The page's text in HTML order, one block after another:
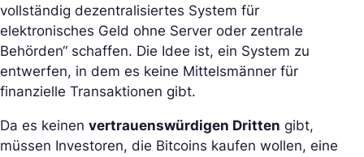
vollständig dezentralisiertes System für
elektronisches Geld ohne Server oder zentrale
Behörden“ schaffen. Die Idee ist, ein System zu
entwerfen, in dem es keine Mittelsmänner für
finanzielle Transaktionen gibt.
Da es keinen vertrauenswürdigen Dritten gibt,
müssen Investoren, die Bitcoins kaufen wollen, eine